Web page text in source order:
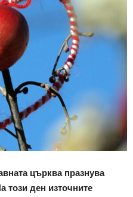
църква празнува
този ден източните